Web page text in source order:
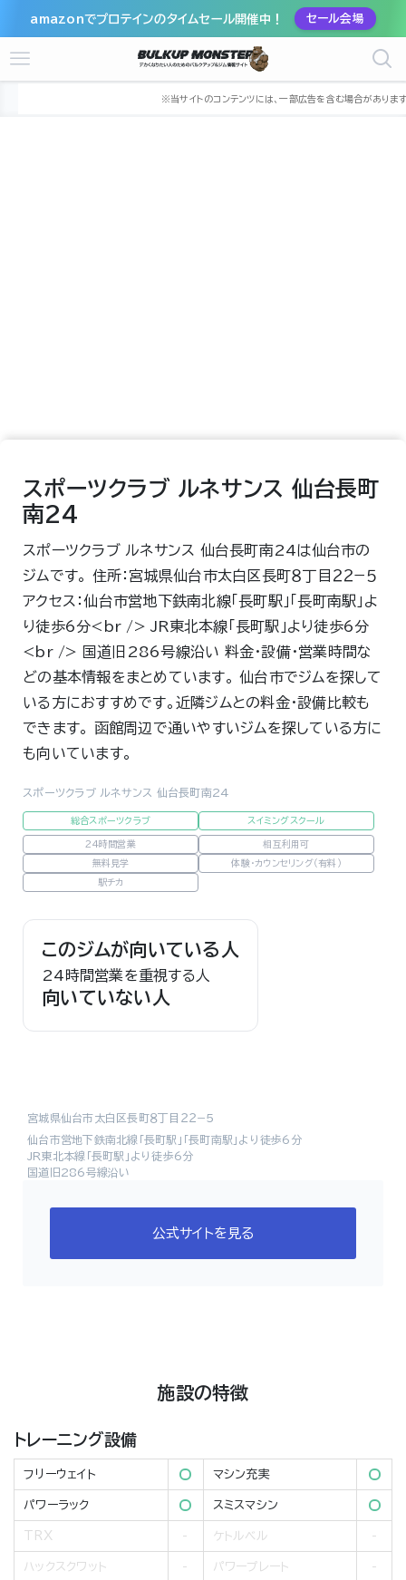
amazonでプロテインのタイムセール開催中！ セール会場
宮城県 仙台市 仙台市太白区
スポーツクラブ ルネサンス 仙台長町
南24
スポーツクラブ ルネサンス 仙台長町南24は仙台市の
ジムです。 住所：宮城県仙台市太白区長町８丁目２２−５
アクセス：仙台市営地下鉄南北線「長町駅」「長町南駅」よ
り徒歩6分<br /> JR東北本線「長町駅」より徒歩6分
<br /> 国道旧286号線沿い 料金・設備・営業時間な
どの基本情報をまとめています。 仙台市でジムを探して
いる方におすすめです。近隣ジムとの料金・設備比較も
できます。 函館周辺で通いやすいジムを探している方に
も向いています。
スポーツクラブ ルネサンス 仙台長町南24
総合スポーツクラブ スイミングスクール
24時間営業 相互利用可
無料見学 体験・カウンセリング（有料）
駅チカ
このジムが向いている人
24時間営業を重視する人
向いていない人
宮城県仙台市太白区長町８丁目２２−５
仙台市営地下鉄南北線「長町駅」「長町南駅」より徒歩6分
JR東北本線「長町駅」より徒歩6分
国道旧286号線沿い
公式サイトを見る
施設の特徴
トレーニング設備
フリーウェイト マシン充実
パワーラック スミスマシン
TRX ケトルベル
ハックスクワット パワープレート